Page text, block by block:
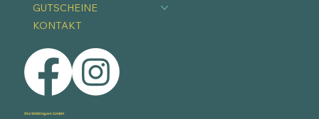
GUTSCHEINE
KONTAKT
Die Stöttingers GmbH